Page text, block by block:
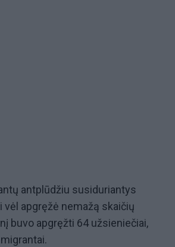
antplūdžiu susiduriantys
vėl apgręžė nemažą skaičių
buvo apgręžti 64 užsieniečiai,